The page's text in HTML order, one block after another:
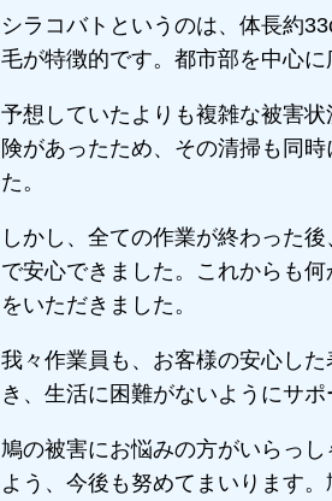
シラコバトというのは、体長約
毛が特徴的です。都市部を中心
予想していたよりも複雑な被害
険があったため、その清掃も同
た。
しかし、全ての作業が終わった
で安心できました。これからも
をいただきました。
我々作業員も、お客様の安心し
き、生活に困難がないようにサ
鳩の被害にお悩みの方がいらっ
よう、今後も努めてまいります